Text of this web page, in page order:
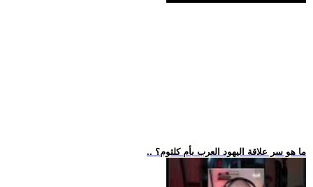
.. ما هو سر علاقة اليهود العرب بأم كلثوم؟